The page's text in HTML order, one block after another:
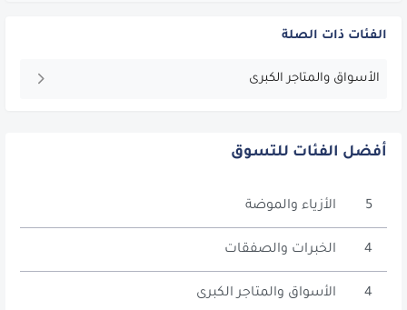
الفئات ذات الصلة
الأسواق والمتاجر الكبرى
أفضل الفئات للتسوق
الأزياء والموضة 5
الخبرات والصفقات 4
الأسواق والمتاجر الكبرى 4